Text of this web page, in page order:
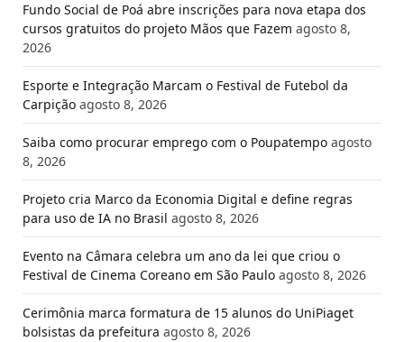
Fundo Social de Poá abre inscrições para nova etapa dos
cursos gratuitos do projeto Mãos que Fazem agosto 8,
2026
Esporte e Integração Marcam o Festival de Futebol da
Carpição agosto 8, 2026
Saiba como procurar emprego com o Poupatempo agosto
8, 2026
Projeto cria Marco da Economia Digital e define regras
para uso de IA no Brasil agosto 8, 2026
Evento na Câmara celebra um ano da lei que criou o
Festival de Cinema Coreano em São Paulo agosto 8, 2026
Cerimônia marca formatura de 15 alunos do UniPiaget
bolsistas da prefeitura agosto 8, 2026